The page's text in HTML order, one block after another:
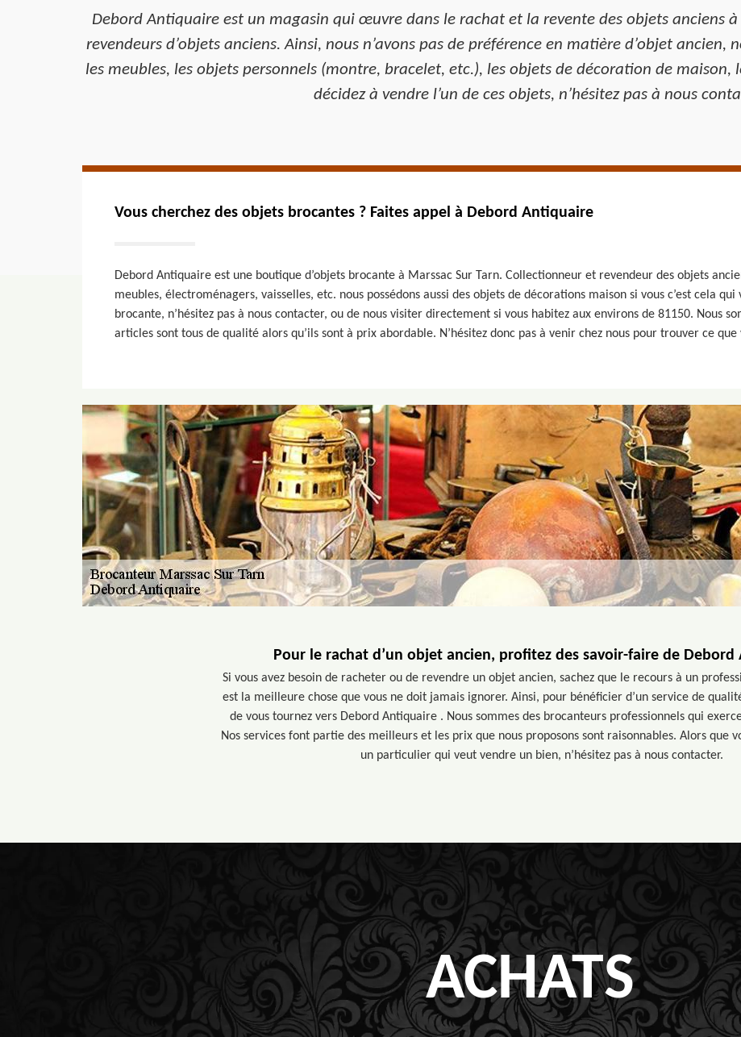
Debord Antiquaire est un magasin qui œuvre dans le rachat et la revente des objets anciens à
revendeurs d’objets anciens. Ainsi, nous n’avons pas de préférence en matière d’objet ancien,
les meubles, les objets personnels (montre, bracelet, etc.), les objets de décoration de maison,
décidez à vendre l’un de ces objets, n’hésitez pas à nous
Vous cherchez des objets brocantes ? Faites appel à Debord Antiquaire
Debord Antiquaire est une boutique d’objets brocante à Marssac Sur Tarn. Collectionneur et revendeur des objets
meubles, électroménagers, vaisselles, etc. nous possédons aussi des objets de décorations maison si vous c’est cela
brocante, n’hésitez pas à nous contacter, ou de nous visiter directement si vous habitez aux environs de 81150. Nous
articles sont tous de qualité alors qu’ils sont à prix abordable. N’hésitez donc pas à venir chez nous pour trouver ce que
Pour le rachat d’un objet ancien, profitez des savoir-faire de
Si vous avez besoin de racheter ou de revendre un objet ancien, sachez que le recours à un
est la meilleure chose que vous ne doit jamais ignorer. Ainsi, pour bénéficier d’un service de
de vous tournez vers Debord Antiquaire . Nous sommes des brocanteurs professionnels qui
Nos services font partie des meilleurs et les prix que nous proposons sont raisonnables. Alors que
un particulier qui veut vendre un bien, n’hésitez pas à nous contacter.
ACHATS